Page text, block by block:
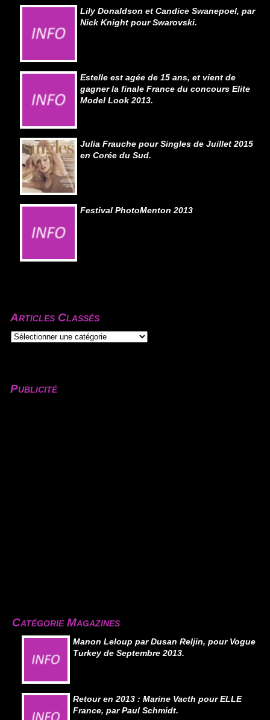
Lily Donaldson et Candice Swanepoel, par
Nick Knight pour Swarovski.
Estelle est agée de 15 ans, et vient de
gagner la finale France du concours Elite
Model Look 2013.
Julia Frauche pour Singles de Juillet 2015
en Corée du Sud.
Festival PhotoMenton 2013
Articles Classés
Publicité
Catégorie Magazines
Manon Leloup par Dusan Reljin, pour Vogue
Turkey de Septembre 2013.
Retour en 2013 : Marine Vacth pour ELLE
France, par Paul Schmidt.